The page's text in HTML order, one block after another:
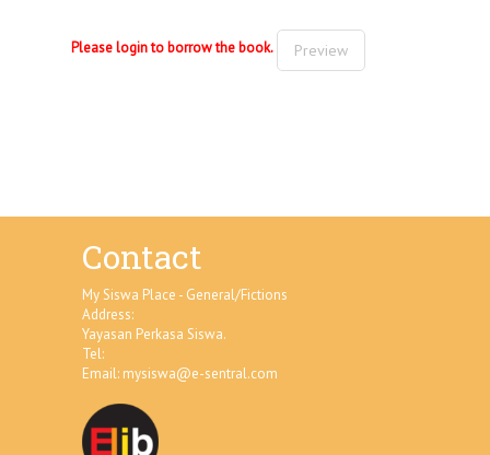
Please login to borrow the book. Preview
Contact
My Siswa Place - General/Fictions
Address:
Yayasan Perkasa Siswa.
Tel:
Email: mysiswa@e-sentral.com